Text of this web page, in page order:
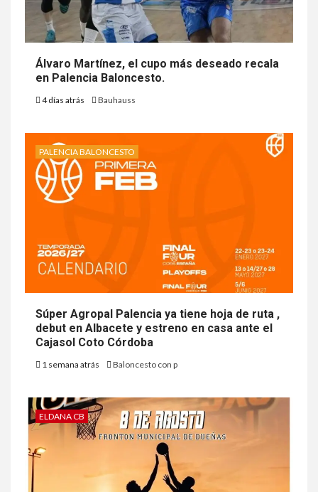
Álvaro Martínez, el cupo más deseado recala
en Palencia Baloncesto.
4 días atrás Bauhauss
PALENCIA BALONCESTO
Súper Agropal Palencia ya tiene hoja de ruta ,
debut en Albacete y estreno en casa ante el
Cajasol Coto Córdoba
1 semana atrás Baloncesto con p
ELDANA CB